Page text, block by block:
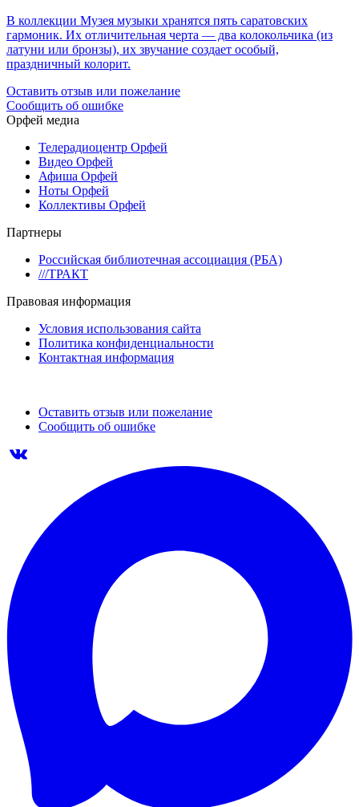
В коллекции Музея музыки хранятся пять саратовских
гармоник. Их отличительная черта — два колокольчика (из
латуни или бронзы), их звучание создает особый,
праздничный колорит.
Оставить отзыв или пожелание
Сообщить об ошибке
Орфей медиа
Телерадиоцентр Орфей
Видео Орфей
Афиша Орфей
Ноты Орфей
Коллективы Орфей
Партнеры
Российская библиотечная ассоциация (РБА)
///ТРАКТ
Правовая информация
Условия использования сайта
Политика конфиденциальности
Контактная информация
Оставить отзыв или пожелание
Сообщить об ошибке